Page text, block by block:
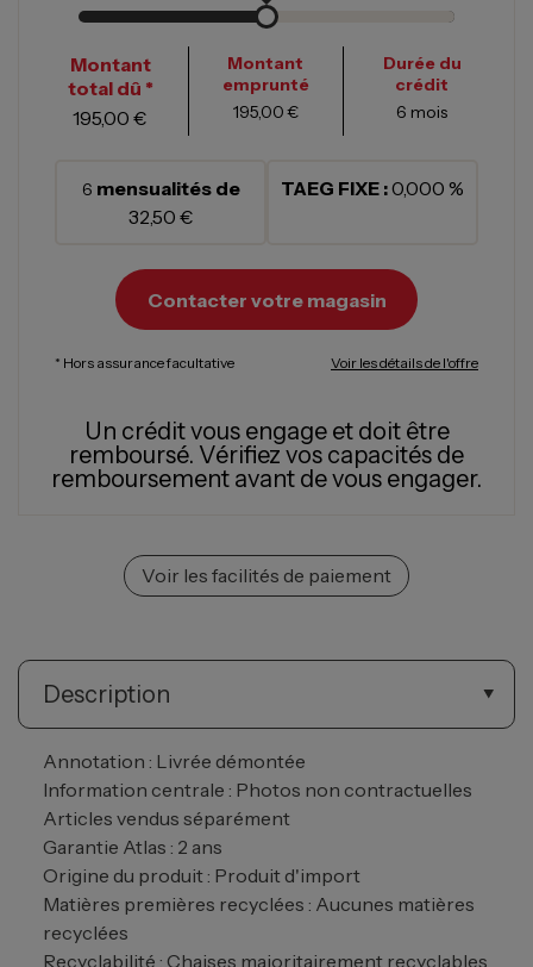
Montant
total dû *
195,00 €
Montant
emprunté
195,00 €
Durée du
crédit
6 mois
6 mensualités de
32,50 €
TAEG FIXE :0,000 %
Contacter votre magasin
* Hors assurance facultative Voir les détails de l'offre
Un crédit vous engage et doit être
remboursé. Vérifiez vos capacités de
remboursement avant de vous engager.
Voir les facilités de paiement
Description
Annotation : Livrée démontée
Information centrale : Photos non contractuelles
Articles vendus séparément
Garantie Atlas : 2 ans
Origine du produit : Produit d'import
Matières premières recyclées : Aucunes matières
recyclées
Recyclabilité : Chaises majoritairement recyclables